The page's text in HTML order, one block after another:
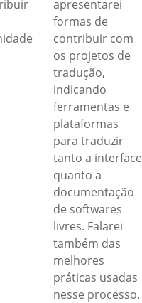
apresentarei
formas de
contribuir com
os projetos de
tradução,
indicando
ferramentas e
plataformas
para traduzir
tanto a interface
quanto a
documentação
de softwares
livres. Falarei
também das
melhores
práticas usadas
nesse processo.